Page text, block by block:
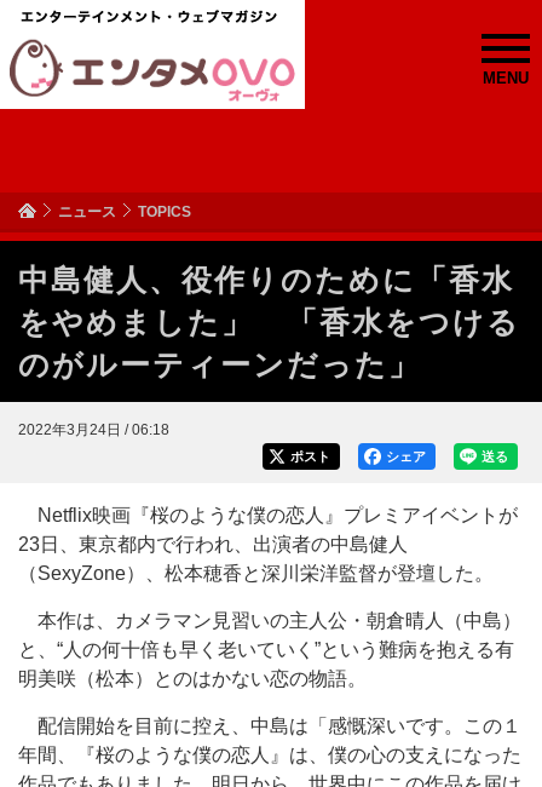
MENU
ニュース TOPICS
中島健人、役作りのために「香水
をやめました」 「香水をつける
のがルーティーンだった」
2022年3月24日 / 06:18
送る
シェア
ポスト
Netflix映画『桜のような僕の恋人』プレミアイベントが
23日、東京都内で行われ、出演者の中島健人
（SexyZone）、松本穂香と深川栄洋監督が登壇した。
本作は、カメラマン見習いの主人公・朝倉晴人（中島）
と、“人の何十倍も早く老いていく”という難病を抱える有
明美咲（松本）とのはかない恋の物語。
配信開始を目前に控え、中島は「感慨深いです。この１
年間、『桜のような僕の恋人』は、僕の心の支えになった